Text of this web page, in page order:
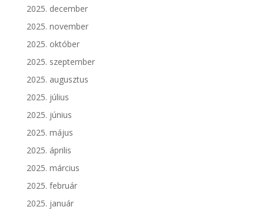
2025. december
2025. november
2025. október
2025. szeptember
2025. augusztus
2025. július
2025. június
2025. május
2025. április
2025. március
2025. február
2025. január